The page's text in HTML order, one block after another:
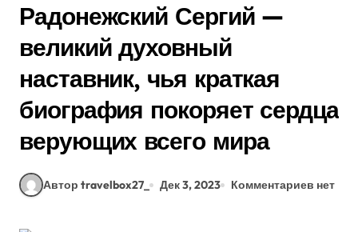
Радонежский Сергий —
великий духовный
наставник, чья краткая
биография покоряет сердца
верующих всего мира
Автор travelbox27_ Дек 3, 2023 Комментариев нет